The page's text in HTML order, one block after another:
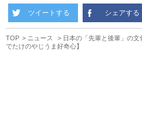
ツイートする シェアする
TOP ニュース
日本の「先輩と後輩」の
でたけのやじうま好奇心】